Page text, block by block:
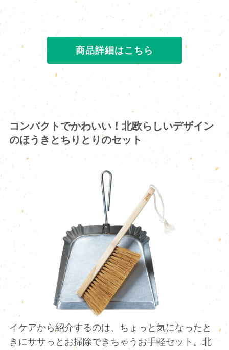
商品詳細はこちら
コンパクトでかわいい！北欧らしいデザイン
のほうきとちりとりのセット
イケアから紹介するのは、ちょっと気になったと
きにササっとお掃除できちゃうお手軽セット。北